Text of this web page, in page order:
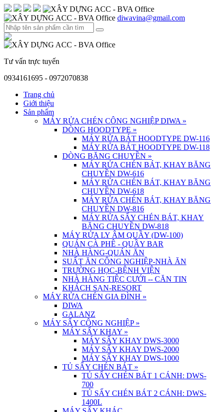
diwavina@gmail.com
Tư vấn trực tuyến
0934161695 - 0972070838
Trang chủ
Giới thiệu
Sản phẩm
MÁY RỬA CHÉN CÔNG NGHIỆP DIWA »
DÒNG HOODTYPE »
MÁY RỬA BÁT HOODTYPE DW-116
MÁY RỬA BÁT HOODTYPE DW-118
DÒNG BĂNG CHUYỀN »
MÁY RỬA CHÉN BÁT, KHAY BĂNG
CHUYỀN DW-616
MÁY RỬA CHÉN BÁT, KHAY BĂNG
CHUYỀN DW-618
MÁY RỬA CHÉN BÁT, KHAY BĂNG
CHUYỀN DW-816
MÁY RỬA SẤY CHÉN BÁT, KHAY
BĂNG CHUYỀN DW-818
MÁY RỬA LY ÂM QUẦY (DW-100)
QUÁN CÀ PHÊ - QUẦY BAR
NHÀ HÀNG-QUÁN ĂN
SUẤT ĂN CÔNG NGHIỆP-NHÀ ĂN
TRƯỜNG HỌC-BỆNH VIỆN
NHÀ HÀNG TIỆC CƯỚI -- CĂN TIN
KHÁCH SẠN-RESORT
MÁY RỬA CHÉN GIA ĐÌNH »
DIWA
GALANZ
MÁY SẤY CÔNG NGHIỆP »
MÁY SẤY KHAY »
MÁY SẤY KHAY DWS-3000
MÁY SẤY KHAY DWS-2000
MÁY SẤY KHAY DWS-1000
TỦ SẤY CHÉN BÁT »
TỦ SẤY CHÉN BÁT 1 CÁNH: DWS-
700
TỦ SẤY CHÉN BÁT 2 CÁNH: DWS-
1400L